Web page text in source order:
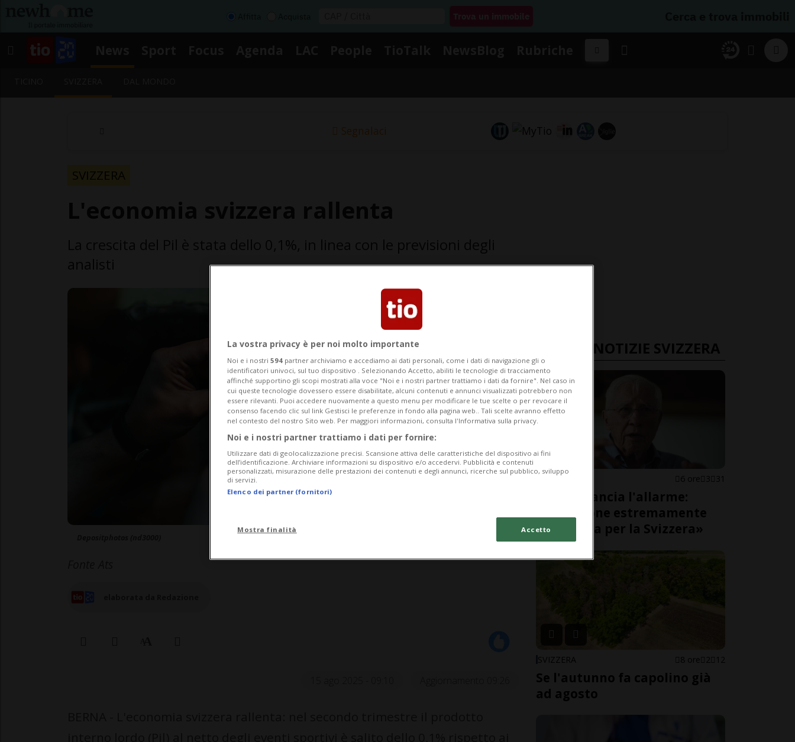
Segnalaci
SVIZZERA
ULTIME NOTIZIE SVIZZERA
SVIZZERA 6 ore 3 31
Blocher lancia l'allarme:
«Situazione estremamente
pericolosa per la Svizzera»
SVIZZERA 8 ore 2 12
Se l'autunno fa capolino già
ad agosto
La vostra privacy è per noi molto importante
Noi e i nostri 594 partner archiviamo e accediamo ai dati personali, come i dati di navigazione gli o
identificatori univoci, sul tuo dispositivo . Selezionando Accetto, abiliti le tecnologie di tracciamento
affinché supportino gli scopi mostrati alla voce "Noi e i nostri partner trattiamo i dati da fornire". Nel caso in
cui queste tecnologie dovessero essere disabilitate, alcuni contenuti e annunci visualizzati potrebbero non
essere rilevanti. Puoi accedere nuovamente a questo menu per modificare le tue scelte o per revocare il
consenso facendo clic sul link Gestisci le preferenze in fondo alla pagina web.. Tali scelte avranno effetto
nel contesto del nostro Sito web. Per maggiori informazioni, consulta l'Informativa sulla privacy.
Noi e i nostri partner trattiamo i dati per fornire:
Utilizzare dati di geolocalizzazione precisi. Scansione attiva delle caratteristiche del dispositivo ai fini
dell’identificazione. Archiviare informazioni su dispositivo e/o accedervi. Pubblicità e contenuti
personalizzati, misurazione delle prestazioni dei contenuti e degli annunci, ricerche sul pubblico, sviluppo
di servizi.
Elenco dei partner (fornitori)
Mostra finalità Accetto